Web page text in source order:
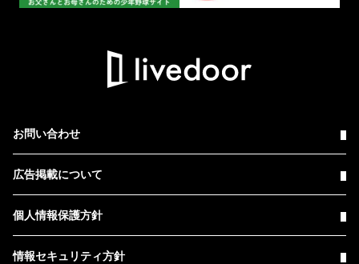
お問い合わせ
広告掲載について
個人情報保護方針
情報セキュリティ方針